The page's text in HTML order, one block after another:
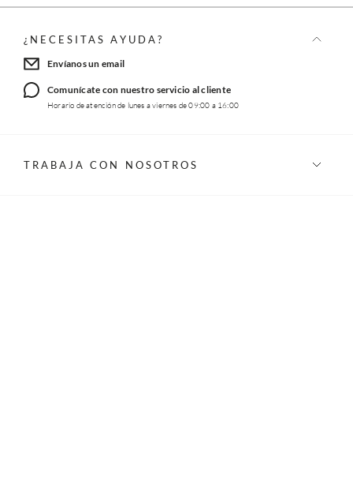
¿NECESITAS AYUDA?
Envíanos un email
Comunícate con nuestro servicio al cliente
Horario de atención de lunes a viernes de 09:00 a 16:00
TRABAJA CON NOSOTROS